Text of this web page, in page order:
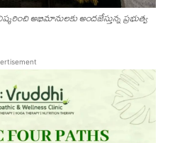
అభిమానులకు అందజేస్తున్న ప్రభుత్వ